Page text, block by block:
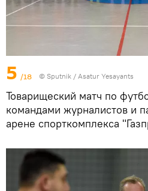
5 /18 © Sputnik / Asatur Yesayants
Товарищеский матч по
командами журналистов и
арене спорткомплекса